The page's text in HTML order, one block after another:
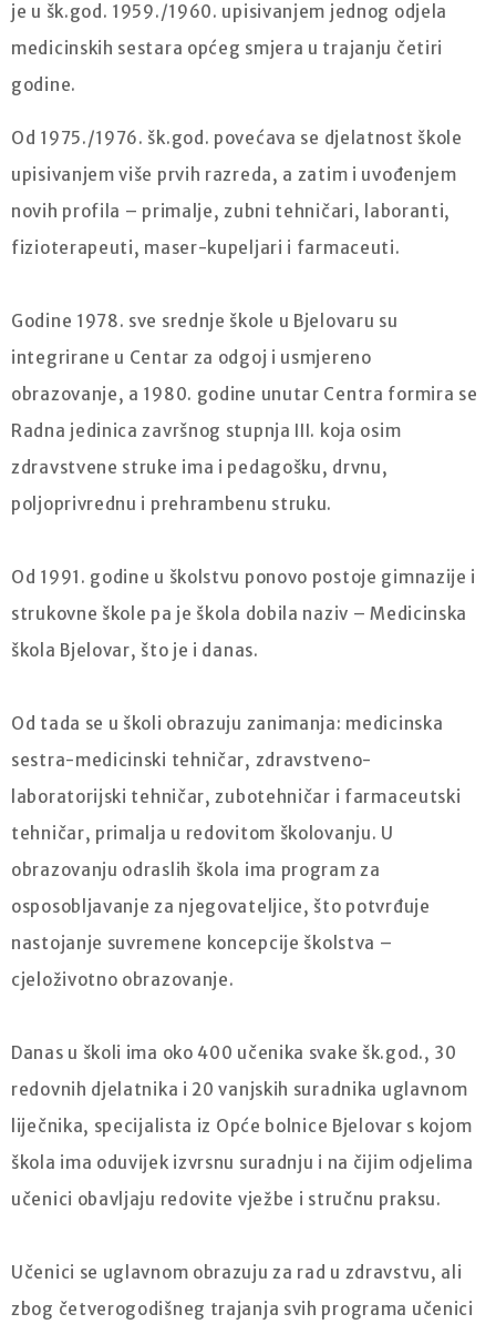
je u šk.god. 1959./1960. upisivanjem jednog odjela
medicinskih sestara općeg smjera u trajanju četiri
godine.
Od 1975./1976. šk.god. povećava se djelatnost škole
upisivanjem više prvih razreda, a zatim i uvođenjem
novih profila – primalje, zubni tehničari, laboranti,
fizioterapeuti, maser-kupeljari i farmaceuti.
Godine 1978. sve srednje škole u Bjelovaru su
integrirane u Centar za odgoj i usmjereno
obrazovanje, a 1980. godine unutar Centra formira se
Radna jedinica završnog stupnja III. koja osim
zdravstvene struke ima i pedagošku, drvnu,
poljoprivrednu i prehrambenu struku.
Od 1991. godine u školstvu ponovo postoje gimnazije i
strukovne škole pa je škola dobila naziv – Medicinska
škola Bjelovar, što je i danas.
Od tada se u školi obrazuju zanimanja: medicinska
sestra-medicinski tehničar, zdravstveno-
laboratorijski tehničar, zubotehničar i farmaceutski
tehničar, primalja u redovitom školovanju. U
obrazovanju odraslih škola ima program za
osposobljavanje za njegovateljice, što potvrđuje
nastojanje suvremene koncepcije školstva –
cjeloživotno obrazovanje.
Danas u školi ima oko 400 učenika svake šk.god., 30
redovnih djelatnika i 20 vanjskih suradnika uglavnom
liječnika, specijalista iz Opće bolnice Bjelovar s kojom
škola ima oduvijek izvrsnu suradnju i na čijim odjelima
učenici obavljaju redovite vježbe i stručnu praksu.
Učenici se uglavnom obrazuju za rad u zdravstvu, ali
zbog četverogodišneg trajanja svih programa učenici